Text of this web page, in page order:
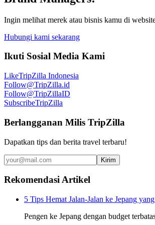
Ingin melihat merek atau bisnis kamu di
Hubungi kami sekarang
Ikuti Sosial Media Kami
LikeTripZilla Indonesia
Follow@TripZilla.id
Follow@TripZillaID
SubscribeTripZilla
Berlangganan Milis TripZilla
Dapatkan tips dan berita travel terbaru!
Kirim
Rekomendasi Artikel
5 Tips Hemat Jalan-Jalan ke Jepang
Pengen ke Jepang dengan budget